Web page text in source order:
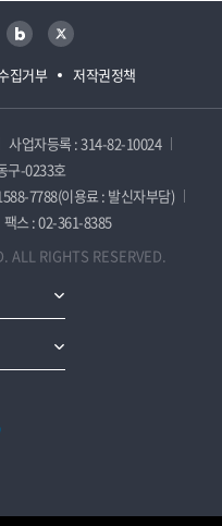
집거부 저작권정책
블로그 트위터
사업자등록 : 314-82-10024
구-0233호
7788(이용료 : 발신자부담)
팩스 : 02-361-8385
ALL RIGHTS RESERVED.